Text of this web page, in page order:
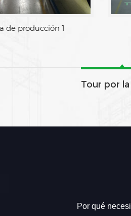
Tour por
Por qué